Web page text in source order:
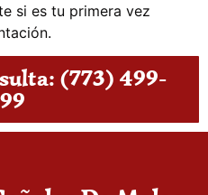
si es tu primera vez
(773) 499-